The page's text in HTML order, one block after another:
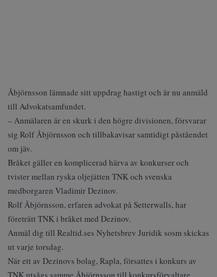
Åbjörnsson lämnade sitt uppdrag hastigt och är nu anmäld
till Advokatsamfundet.
– Anmälaren är en skurk i den högre divisionen, försvarar
sig Rolf Åbjörnsson och tillbakavisar samtidigt påståendet
om jäv.
Bråket gäller en komplicerad härva av konkurser och
tvister mellan ryska oljejätten TNK och svenska
medborgaren Vladimir Dezinov.
Rolf Åbjörnsson, erfaren advokat på Setterwalls, har
företrätt TNK i bråket med Dezinov.
Anmäl dig till Realtid.ses Nyhetsbrev Juridik sosm skickas
ut varje torsdag.
När ett av Dezinovs bolag, Rapla, försattes i konkurs av